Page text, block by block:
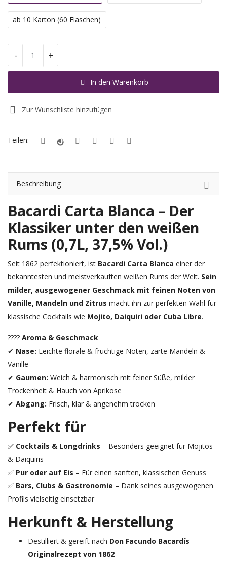
Registrieren
EUR (€)
ab 10 Karton (60 Flaschen)
- +
In den Warenkorb
Zur Wunschliste hinzufügen
Teilen:
Beschreibung
Bacardi Carta Blanca – Der
Klassiker unter den weißen
Rums (0,7L, 37,5% Vol.)
Seit 1862 perfektioniert, ist Bacardi Carta Blanca einer der
bekanntesten und meistverkauften weißen Rums der Welt. Sein
milder, ausgewogener Geschmack mit feinen Noten von
Vanille, Mandeln und Zitrus macht ihn zur perfekten Wahl für
klassische Cocktails wie Mojito, Daiquiri oder Cuba Libre.
???? Aroma & Geschmack
✔ Nase: Leichte florale & fruchtige Noten, zarte Mandeln &
Vanille
✔ Gaumen: Weich & harmonisch mit feiner Süße, milder
Trockenheit & Hauch von Aprikose
✔ Abgang: Frisch, klar & angenehm trocken
Perfekt für
✅ Cocktails & Longdrinks – Besonders geeignet für Mojitos
& Daiquiris
✅ Pur oder auf Eis – Für einen sanften, klassischen Genuss
✅ Bars, Clubs & Gastronomie – Dank seines ausgewogenen
Profils vielseitig einsetzbar
Herkunft & Herstellung
Destilliert & gereift nach Don Facundo Bacardís
Originalrezept von 1862